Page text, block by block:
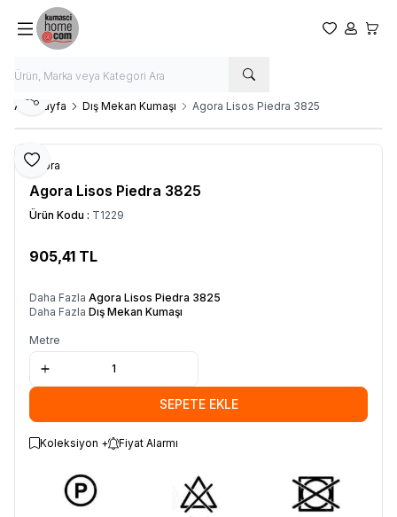
Favorilerim
Hesabım
Ana Sayfa Dış Mekan Kumaşı Agora Lisos Piedra 3825
Favoriye Ekle
Paylaş
Agora
Agora Lisos Piedra 3825
Ürün Kodu : T1229
905,41 TL
Daha Fazla Agora Lisos Piedra 3825
Daha Fazla Dış Mekan Kumaşı
Metre
SEPETE EKLE
Koleksiyon + Fiyat Alarmı